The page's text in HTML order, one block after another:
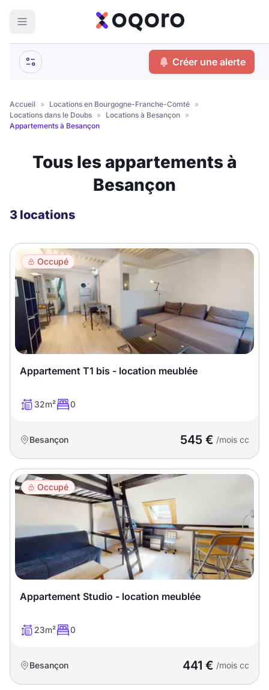
Votre
Que recherchez-vous ?
Coliving
Meublé ?
Meublé Non meublé
Montant du loyer
€
Nombre de pièces
T2 T3 T4 T5
T6 T7 T8 T9
T12
T13 T14 T15
T16
Superficie
recherche
Créer une alerte
Accueil » Locations en Bourgogne-Franche-Comté »
Locations dans le Doubs » Locations à Besançon »
Appartements à Besançon
Tous les appartements à
Besançon
3 locations
Occupé
Appartement T1 bis - location meublée
32m² 0
Besançon 545 € /mois cc
Occupé
Appartement Studio - location meublée
23m² 0
Besançon 441 € /mois cc